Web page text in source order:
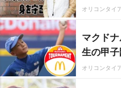
オリコンタイ
マクド
生の甲子
オリコンタイ